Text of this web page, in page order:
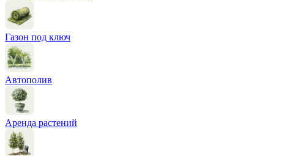
Газон под ключ
Автополив
Аренда растений